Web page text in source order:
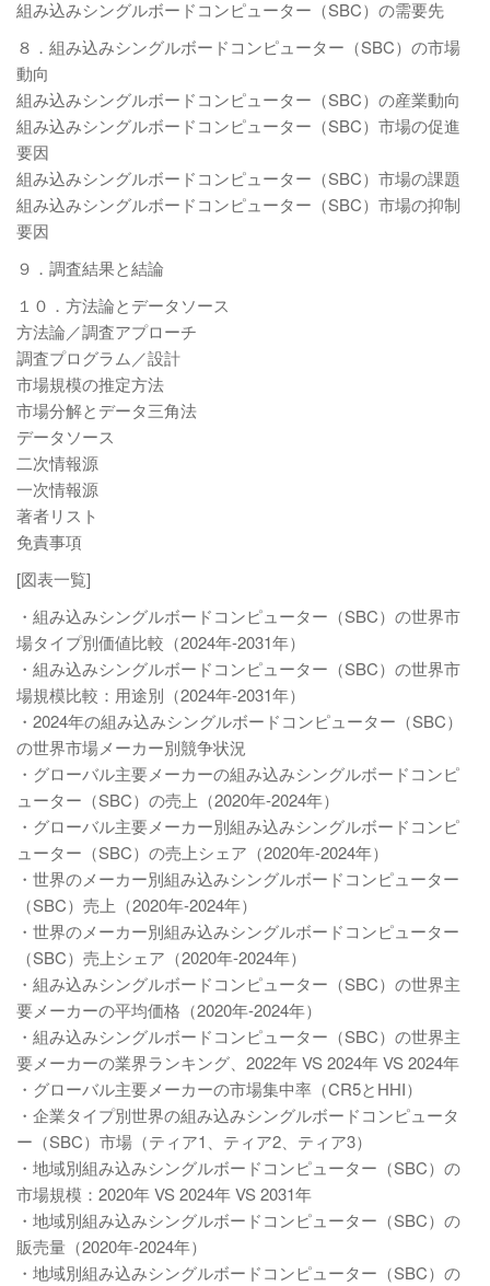
組み込みシングルボードコンピューター（SBC）の需要先
８．組み込みシングルボードコンピューター（SBC）の市場
動向
組み込みシングルボードコンピューター（SBC）の産業動向
組み込みシングルボードコンピューター（SBC）市場の促進
要因
組み込みシングルボードコンピューター（SBC）市場の課題
組み込みシングルボードコンピューター（SBC）市場の抑制
要因
９．調査結果と結論
１０．方法論とデータソース
方法論／調査アプローチ
調査プログラム／設計
市場規模の推定方法
市場分解とデータ三角法
データソース
二次情報源
一次情報源
著者リスト
免責事項
[図表一覧]
・組み込みシングルボードコンピューター（SBC）の世界市
場タイプ別価値比較（2024年-2031年）
・組み込みシングルボードコンピューター（SBC）の世界市
場規模比較：用途別（2024年-2031年）
・2024年の組み込みシングルボードコンピューター（SBC）
の世界市場メーカー別競争状況
・グローバル主要メーカーの組み込みシングルボードコンピ
ューター（SBC）の売上（2020年-2024年）
・グローバル主要メーカー別組み込みシングルボードコンピ
ューター（SBC）の売上シェア（2020年-2024年）
・世界のメーカー別組み込みシングルボードコンピューター
（SBC）売上（2020年-2024年）
・世界のメーカー別組み込みシングルボードコンピューター
（SBC）売上シェア（2020年-2024年）
・組み込みシングルボードコンピューター（SBC）の世界主
要メーカーの平均価格（2020年-2024年）
・組み込みシングルボードコンピューター（SBC）の世界主
要メーカーの業界ランキング、2022年 VS 2024年 VS 2024年
・グローバル主要メーカーの市場集中率（CR5とHHI）
・企業タイプ別世界の組み込みシングルボードコンピュータ
ー（SBC）市場（ティア1、ティア2、ティア3）
・地域別組み込みシングルボードコンピューター（SBC）の
市場規模：2020年 VS 2024年 VS 2031年
・地域別組み込みシングルボードコンピューター（SBC）の
販売量（2020年-2024年）
・地域別組み込みシングルボードコンピューター（SBC）の